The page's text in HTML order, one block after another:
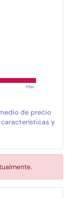
Max
de precio
y